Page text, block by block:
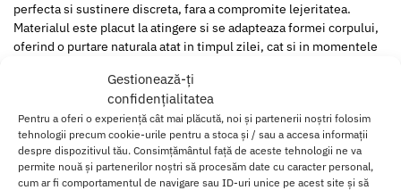
Gestionează-ți
confidențialitatea
Pentru a oferi o experiență cât mai plăcută, noi și partenerii noștri folosim
tehnologii precum cookie-urile pentru a stoca și / sau a accesa informații
despre dispozitivul tău. Consimțământul față de aceste tehnologii ne va
permite nouă și partenerilor noștri să procesăm date cu caracter personal,
cum ar fi comportamentul de navigare sau ID-uri unice pe acest site și să
perfecta si sustinere discreta, fara a compromite lejeritatea.
Materialul este placut la atingere si se adapteaza formei corpului,
oferind o purtare naturala atat in timpul zilei, cat si in momentele
Culoarea royal blue adauga o nota de rafinament si personalitate,
facand din acest string nu doar o piesa functionala, ci si un
statement de stil. Este potrivit pentru barbati care prefera o
lenjerie minimalista, dar eficienta si moderna.